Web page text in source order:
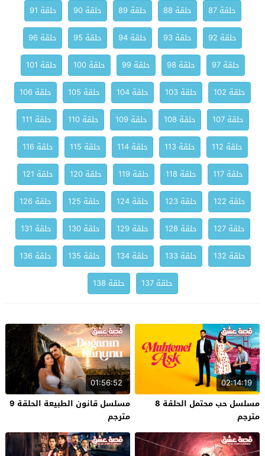
حلقة 87 حلقة 88 حلقة 89 حلقة 90
حلقة 91
حلقة 92
حلقة 93 حلقة 94 حلقة 95
حلقة 96
حلقة 97
حلقة 98 حلقة 99 حلقة 100
حلقة 101
حلقة 102
حلقة 103 حلقة 104 حلقة 105
حلقة 106
حلقة 107
حلقة 108 حلقة 109 حلقة 110
حلقة 111
حلقة 112
حلقة 113 حلقة 114 حلقة 115
حلقة 116
حلقة 117
حلقة 118 حلقة 119 حلقة 120
حلقة 121
حلقة 122
حلقة 123 حلقة 124 حلقة 125
حلقة 126
حلقة 127
حلقة 128 حلقة 129 حلقة 130
حلقة 131
حلقة 132
حلقة 133 حلقة 134 حلقة 135
حلقة 136
حلقة 137
حلقة 138
02:14:19
مسلسل حب محتمل الحلقة 8
مترجم
01:56:52
مسلسل قانون الطبيعة الحلقة 9
مترجم